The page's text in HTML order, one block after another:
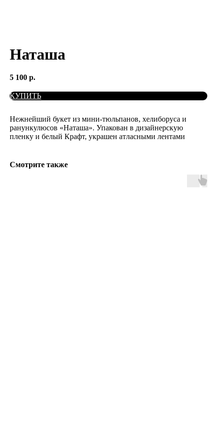
Наташа
5 100 р.
КУПИТЬ
Нежнейший букет из мини-тюльпанов, хелиборуса и
ранункулюсов «Наташа». Упакован в дизайнерскую
пленку и белый Крафт, украшен атласными лентами
Смотрите также